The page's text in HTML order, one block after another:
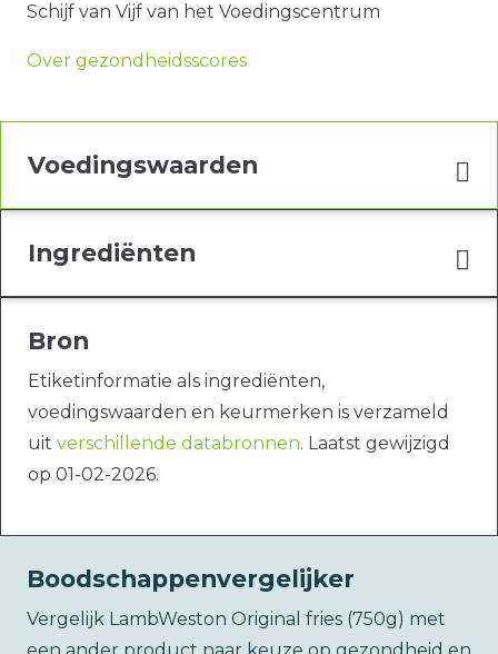
Schijf van Vijf van het Voedingscentrum
Over gezondheidsscores
Voedingswaarden
Ingrediënten
Bron
Etiketinformatie als ingrediënten,
voedingswaarden en keurmerken is verzameld
uit verschillende databronnen. Laatst gewijzigd
op 01-02-2026.
Boodschappenvergelijker
Vergelijk LambWeston Original fries (750g) met